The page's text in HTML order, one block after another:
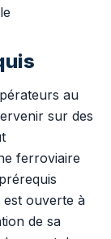
au
sur des
ferroviaire
est ouverte à
de sa